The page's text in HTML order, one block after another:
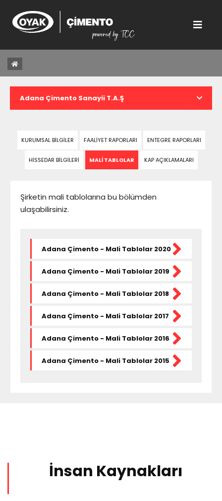
Adana Çimento Sanayii T.A.Ş
Ünye Çimento Sanayi ve Ticaret A.Ş.
KURUMSAL BİLGİLER FAALİYET RAPORLARI ENTEGRE RAPORLARI
HİSSEDAR BİLGİLERİ MALİ TABLOLAR KAP AÇIKLAMALARI
Şirketin mali tablolarına bu bölümden
ulaşabilirsiniz.
Adana Çimento - Mali Tablolar 2020
Adana Çimento - Mali Tablolar 2019
Adana Çimento - Mali Tablolar 2018
Adana Çimento - Mali Tablolar 2017
Adana Çimento - Mali Tablolar 2016
Adana Çimento - Mali Tablolar 2015
İnsan Kaynakları